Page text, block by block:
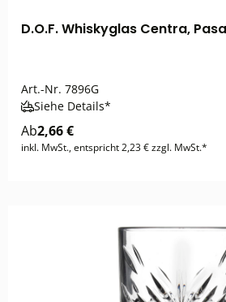
D.O.F. Whiskyglas Centra,
Art.-Nr. 7896G
Siehe Details*
Ab2,66 €
inkl. MwSt., entspricht 2,23 € zzgl. MwSt.*